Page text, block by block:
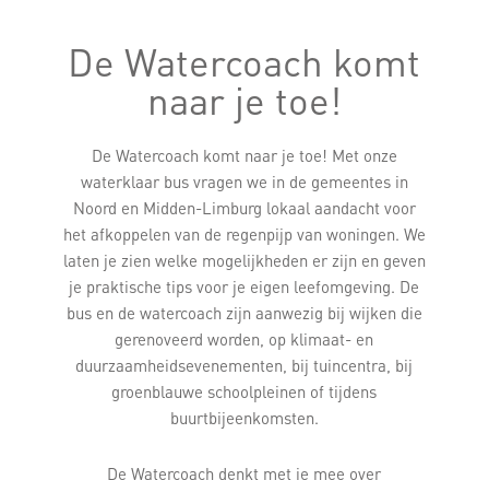
De Watercoach komt
naar je toe!
De Watercoach komt naar je toe! Met onze
waterklaar bus vragen we in de gemeentes in
Noord en Midden-Limburg lokaal aandacht voor
het afkoppelen van de regenpijp van woningen. We
laten je zien welke mogelijkheden er zijn en geven
je praktische tips voor je eigen leefomgeving. De
bus en de watercoach zijn aanwezig bij wijken die
gerenoveerd worden, op klimaat- en
duurzaamheidsevenementen, bij tuincentra, bij
groenblauwe schoolpleinen of tijdens
buurtbijeenkomsten.
De Watercoach denkt met je mee over